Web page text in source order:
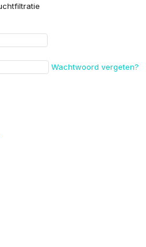
Wachtwoord vergeten?